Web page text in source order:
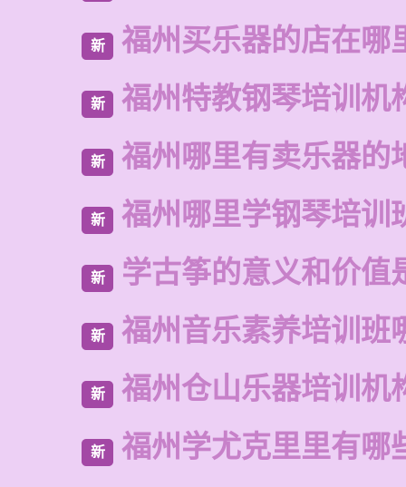
新 福州买乐器的店在哪
新 福州特教钢琴培训机
新 福州哪里有卖乐器的
新 福州哪里学钢琴培训
新 学古筝的意义和价值
新 福州音乐素养培训班
新 福州仓山乐器培训机
新 福州学尤克里里有哪